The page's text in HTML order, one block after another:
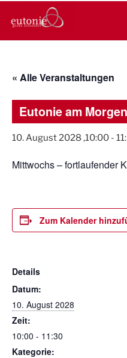
Inhalt
EUTONIE.DE
Lebensbalance durch
« Alle Veranstaltungen
Eutonie am
10. August 2028 ,10:00 -
Mittwochs – fortlaufender
Zum Kalender
Details
Datum:
10. August 2028
Zeit:
10:00 - 11:30
Kategorie: